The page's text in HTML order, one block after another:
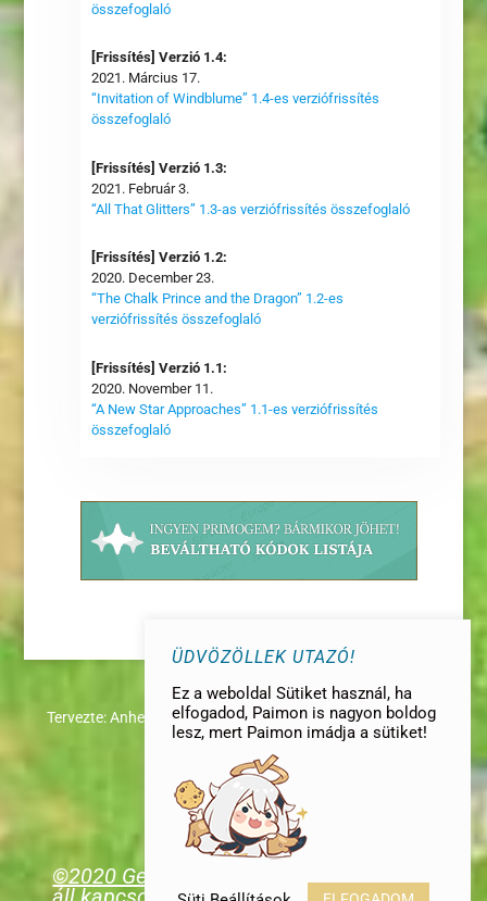
összefoglaló
[Frissítés] Verzió 1.4:
2021. Március 17.
“Invitation of Windblume” 1.4-es verziófrissítés
összefoglaló
[Frissítés] Verzió 1.3:
2021. Február 3.
“All That Glitters” 1.3-as verziófrissítés összefoglaló
[Frissítés] Verzió 1.2:
2020. December 23.
“The Chalk Prince and the Dragon” 1.2-es
verziófrissítés összefoglaló
[Frissítés] Verzió 1.1:
2020. November 11.
“A New Star Approaches” 1.1-es verziófrissítés
összefoglaló
Tervezte:AnheL
©2020 GenshinImpact.hu | Az oldal nem
ÜDVÖZÖLLEK UTAZÓ!
Ez a weboldal Sütiket használ, ha
elfogadod, Paimon is nagyon boldog
lesz, mert Paimon imádja a sütiket!